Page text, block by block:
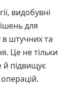
видобувні
для
штучних та
Це не тільки
й підвищує